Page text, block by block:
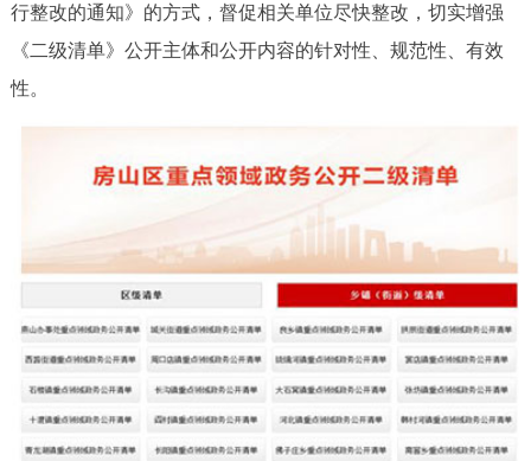
行整改的通知》的方式，督促相关单位尽快整改，切实增强
《二级清单》公开主体和公开内容的针对性、规范性、有效
性。